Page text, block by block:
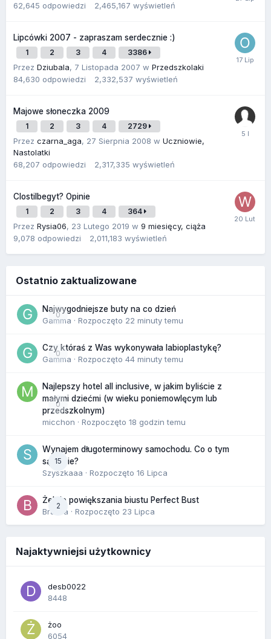
62,645 odpowiedzi 2,465,167 wyświetleń
Lipcówki 2007 - zapraszam serdecznie :)
1 2 3 4 3386
Przez Dziubala, 7 Listopada 2007 w Przedszkolaki
84,630 odpowiedzi 2,332,537 wyświetleń
Majowe słoneczka 2009
1 2 3 4 2729
Przez czarna_aga, 27 Sierpnia 2008 w Uczniowie,
Nastolatki
68,207 odpowiedzi 2,317,335 wyświetleń
Clostilbegyt? Opinie
1 2 3 4 364
Przez Rysia06, 23 Lutego 2019 w 9 miesięcy, ciąża
9,078 odpowiedzi 2,011,183 wyświetleń
Ostatnio zaktualizowane
0
Najwygodniejsze buty na co dzień
Gamma · Rozpoczęto 22 minuty temu
0
Czy któraś z Was wykonywała labioplastykę?
Gamma · Rozpoczęto 44 minuty temu
0
Najlepszy hotel all inclusive, w jakim byliście z
małymi dziećmi (w wieku poniemowlęcym lub
przedszkolnym)
micchon · Rozpoczęto 18 godzin temu
15
Wynajem długoterminowy samochodu. Co o tym
sądzicie?
Szyszkaaa · Rozpoczęto 16 Lipca
2
Żel do powiększania biustu Perfect Bust
Bravva · Rozpoczęto 23 Lipca
Najaktywniejsi użytkownicy
desb0022
8448
żoo
6054